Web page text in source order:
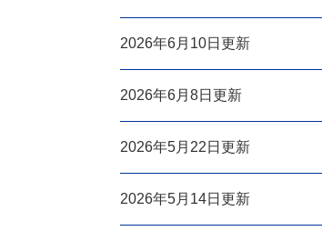
2026年6月10日更新
2026年6月8日更新
2026年5月22日更新
2026年5月14日更新